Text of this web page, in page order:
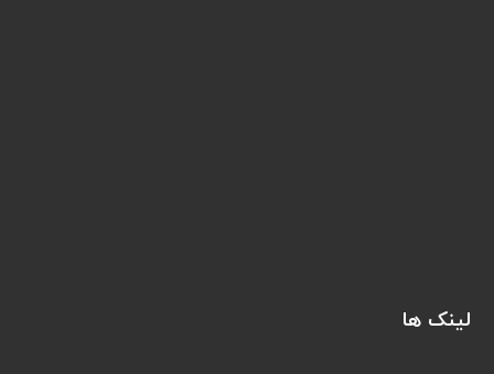
لینک ها